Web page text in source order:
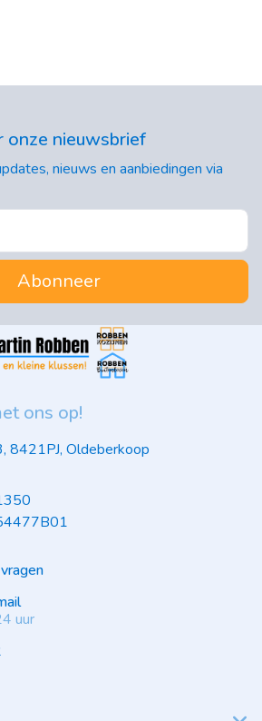
onze nieuwsbrief
nieuws en aanbiedingen via
Abonneer
ons op!
8421PJ, Oldeberkoop
uur